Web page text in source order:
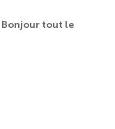
Bonjour tout le